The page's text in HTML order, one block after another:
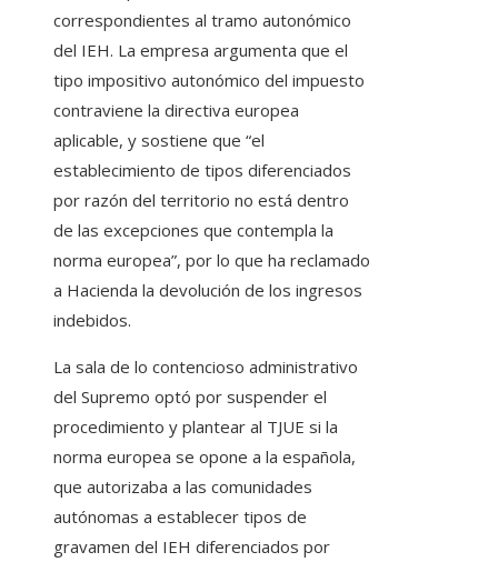
correspondientes al tramo autonómico
del IEH. La empresa argumenta que el
tipo impositivo autonómico del impuesto
contraviene la directiva europea
aplicable, y sostiene que “el
establecimiento de tipos diferenciados
por razón del territorio no está dentro
de las excepciones que contempla la
norma europea”, por lo que ha reclamado
a Hacienda la devolución de los ingresos
indebidos.
La sala de lo contencioso administrativo
del Supremo optó por suspender el
procedimiento y plantear al TJUE si la
norma europea se opone a la española,
que autorizaba a las comunidades
autónomas a establecer tipos de
gravamen del IEH diferenciados por